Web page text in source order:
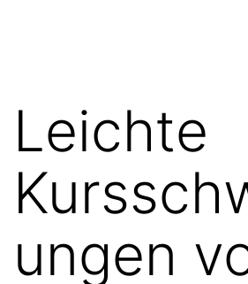
project
Leichte
ungen